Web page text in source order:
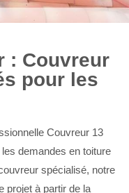
: Couvreur
pour les
Couvreur 13
demandes en toiture
spécialisé, notre
projet à partir de la